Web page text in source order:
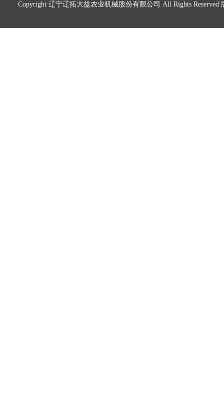
Copyright 辽宁辽拓大益农业机械股份有限公司 All Rights Reserved